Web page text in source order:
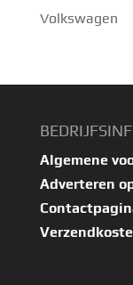
Volkswagen
Algemene
Adverteren